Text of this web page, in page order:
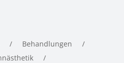
Behandlungen